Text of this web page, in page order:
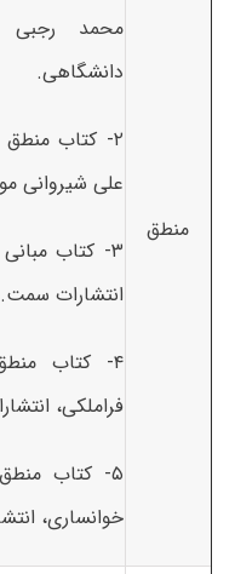
منطق
محمد رجبی
دانشگاهی.
۲- کتاب
علی شیروانی
۳- کتاب
انتشارات سمت.
۴- کتاب
فراملکی،
۵- کتاب
خوانساری،